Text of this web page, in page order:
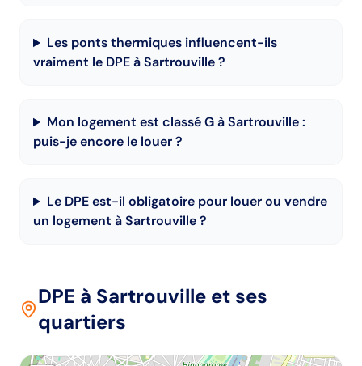
Les ponts thermiques influencent-ils
vraiment le DPE à Sartrouville ?
Mon logement est classé G à Sartrouville :
puis-je encore le louer ?
Le DPE est-il obligatoire pour louer ou vendre
un logement à Sartrouville ?
DPE à Sartrouvilleet ses
quartiers